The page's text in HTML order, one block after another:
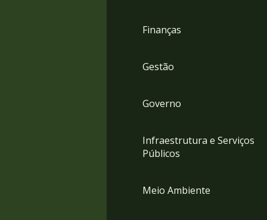
Finanças
Gestão
Governo
Infraestrutura e Serviços
Públicos
Meio Ambiente